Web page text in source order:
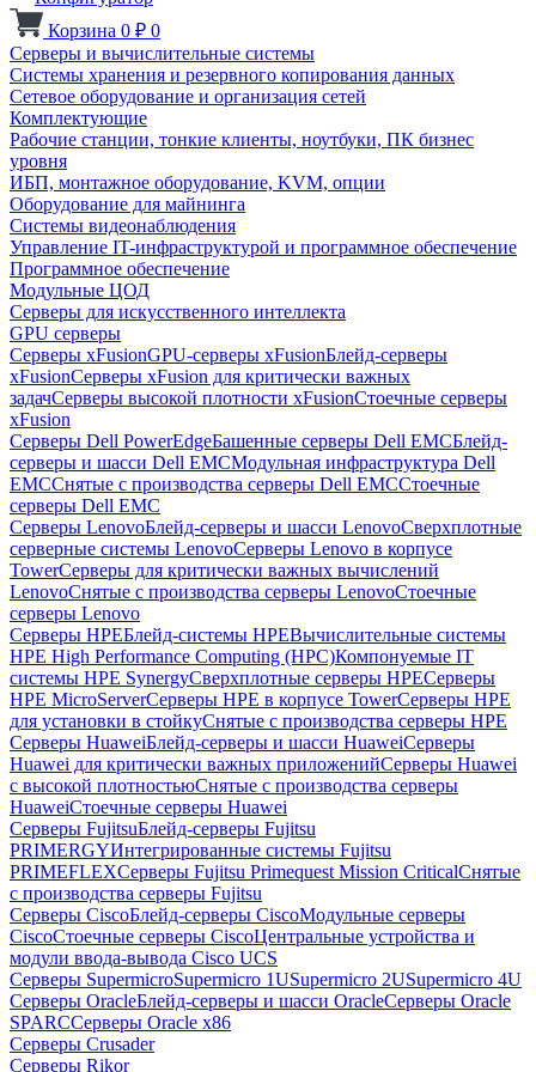
Корзина 0 ₽ 0
Серверы и вычислительные системы
Системы хранения и резервного копирования данных
Сетевое оборудование и организация сетей
Комплектующие
Рабочие станции, тонкие клиенты, ноутбуки, ПК бизнес
уровня
ИБП, монтажное оборудование, KVM, опции
Оборудование для майнинга
Системы видеонаблюдения
Управление IT-инфраструктурой и программное обеспечение
Программное обеспечение
Модульные ЦОД
Серверы для искусственного интеллекта
GPU серверы
Серверы xFusionGPU-серверы xFusionБлейд-серверы
xFusionСерверы xFusion для критически важных
задачСерверы высокой плотности xFusionСтоечные серверы
xFusion
Серверы Dell PowerEdgeБашенные серверы Dell EMCБлейд-
серверы и шасси Dell EMCМодульная инфраструктура Dell
EMCСнятые с производства серверы Dell EMCСтоечные
серверы Dell EMC
Серверы LenovoБлейд-серверы и шасси LenovoСверхплотные
серверные системы LenovoСерверы Lenovo в корпусе
TowerСерверы для критически важных вычислений
LenovoСнятые с производства серверы LenovoСтоечные
серверы Lenovo
Серверы HPEБлейд-системы HPEВычислительные системы
HPE High Performance Computing (HPC)Компонуемые IT
системы HPE SynergyСверхплотные серверы HPEСерверы
HPE MicroServerСерверы HPE в корпусе TowerСерверы HPE
для установки в стойкуСнятые с производства серверы HPE
Серверы HuaweiБлейд-серверы и шасси HuaweiСерверы
Huawei для критически важных приложенийСерверы Huawei
с высокой плотностьюСнятые с производства серверы
HuaweiСтоечные серверы Huawei
Серверы FujitsuБлейд-серверы Fujitsu
PRIMERGYИнтегрированные системы Fujitsu
PRIMEFLEXСерверы Fujitsu Primequest Mission CriticalСнятые
с производства серверы Fujitsu
Серверы CiscoБлейд-серверы CiscoМодульные серверы
CiscoСтоечные серверы CiscoЦентральные устройства и
модули ввода-вывода Cisco UCS
Серверы SupermicroSupermicro 1USupermicro 2USupermicro 4U
Серверы OracleБлейд-серверы и шасси OracleСерверы Oracle
SPARCСерверы Oracle x86
Серверы Crusader
Серверы Rikor